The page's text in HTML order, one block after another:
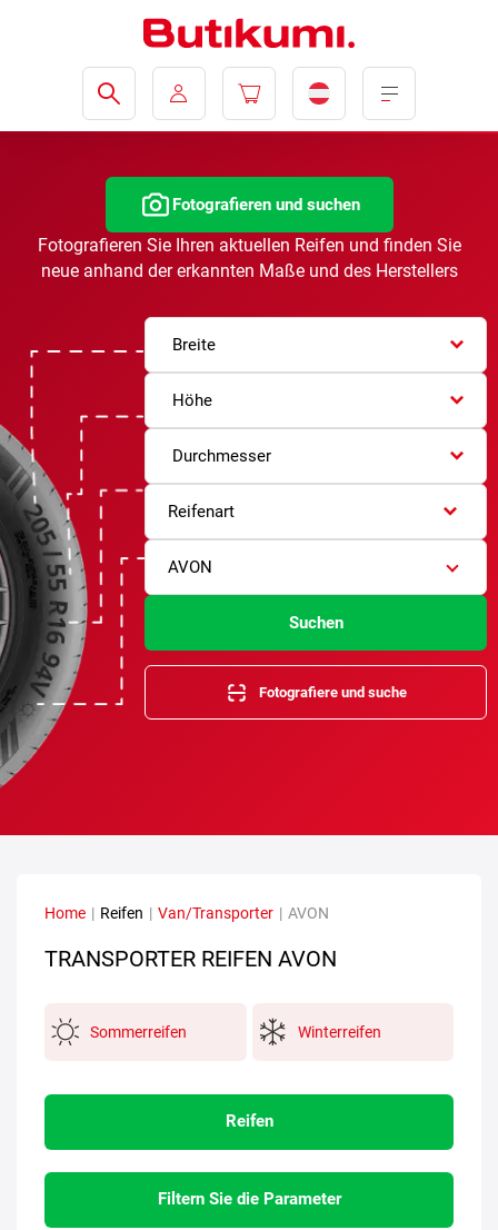
Fotografieren und suchen
Fotografieren Sie Ihren aktuellen Reifen und finden Sie
neue anhand der erkannten Maße und des Herstellers
Breite
Höhe
Durchmesser
Reifenart
AVON
Suchen
Fotografiere und suche
Home | Reifen | Van/Transporter | AVON
TRANSPORTER REIFEN AVON
Sommerreifen Winterreifen
Reifen
Filtern Sie die Parameter